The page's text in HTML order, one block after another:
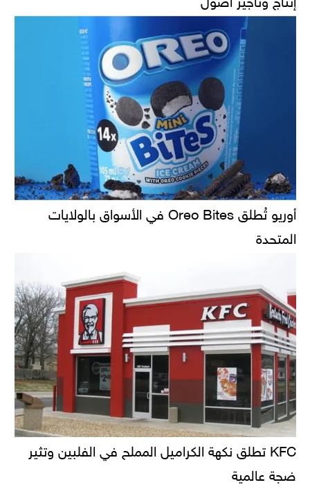
أوريو تُطلق Oreo Bites في الأسواق بالولايات
المتحدة
KFC تطلق نكهة الكراميل المملح في الفلبين وتثير
ضجة عالمية